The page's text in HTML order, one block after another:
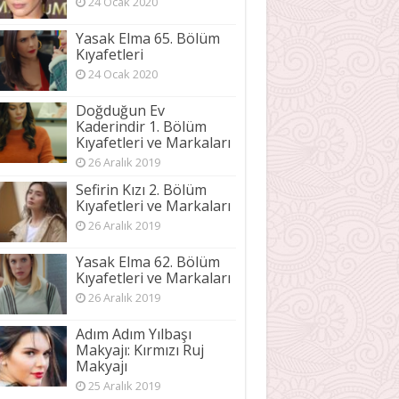
Yasak Elma 65. Bölüm
Kıyafetleri
24 Ocak 2020
Doğduğun Ev
Kaderindir 1. Bölüm
Kıyafetleri ve Markaları
26 Aralık 2019
Sefirin Kızı 2. Bölüm
Kıyafetleri ve Markaları
26 Aralık 2019
Yasak Elma 62. Bölüm
Kıyafetleri ve Markaları
26 Aralık 2019
Adım Adım Yılbaşı
Makyajı: Kırmızı Ruj
Makyajı
25 Aralık 2019